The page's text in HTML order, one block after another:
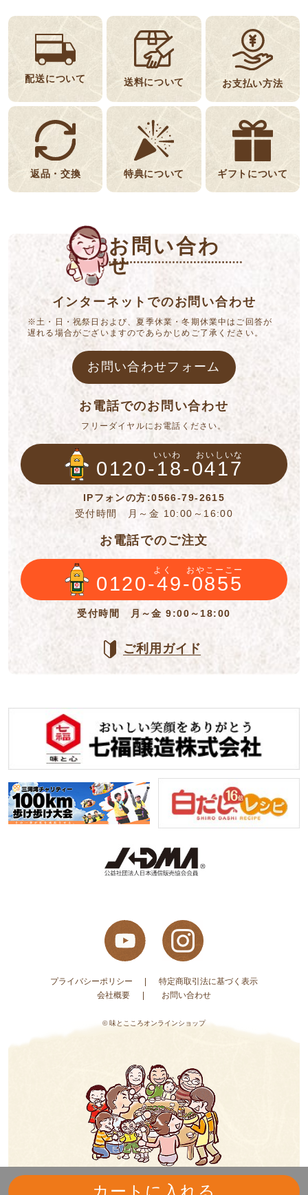
配送について 送料について お支払い方法
返品・交換 特典について ギフトについて
お問い合わ
せ
インターネットでのお問い合わせ
※土・日・祝祭日および、夏季休業・冬期休業中はご回答が
遅れる場合がございますのであらかじめご了承ください。
お問い合わせフォーム
お電話でのお問い合わせ
フリーダイヤルにお電話ください。
いいわ おいしいな
0120-18-0417
IPフォンの方:0566-79-2615
受付時間 月～金 10:00～16:00
お電話でのご注文
よく おやこーこー
0120-49-0855
受付時間 月～金 9:00～18:00
ご利用ガイド
プライバシーポリシー
特定商取引法に基づく表示
会社概要
お問い合わせ
© 味とこころオンラインショップ